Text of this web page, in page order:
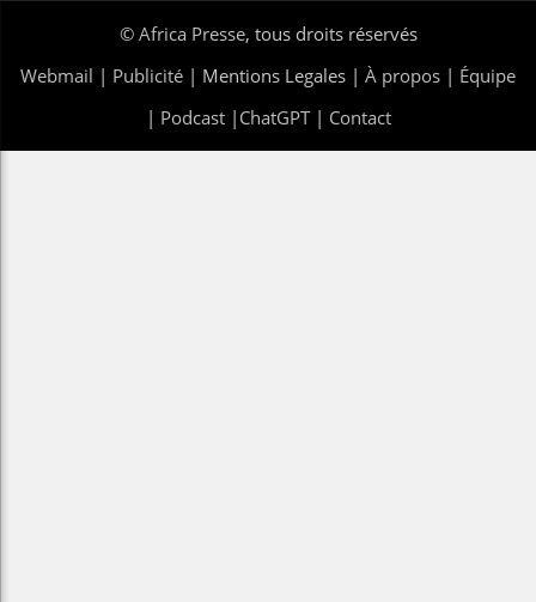
© Africa Presse, tous droits réservés
Webmail | Publicité | Mentions Legales | À propos | Équipe
| Podcast| ChatGPT| Contact